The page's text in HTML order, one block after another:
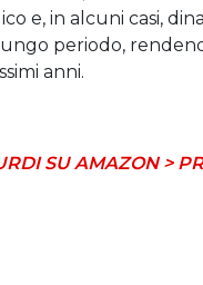
e, in alcuni casi,
periodo,
anni.
SU AMAZON >